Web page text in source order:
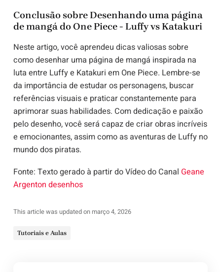
Conclusão sobre Desenhando uma página
de mangá do One Piece - Luffy vs Katakuri
Neste artigo, você aprendeu dicas valiosas sobre
como desenhar uma página de mangá inspirada na
luta entre Luffy e Katakuri em One Piece. Lembre-se
da importância de estudar os personagens, buscar
referências visuais e praticar constantemente para
aprimorar suas habilidades. Com dedicação e paixão
pelo desenho, você será capaz de criar obras incríveis
e emocionantes, assim como as aventuras de Luffy no
mundo dos piratas.
Fonte: Texto gerado à partir do Vídeo do Canal Geane
Argenton desenhos
This article was updated on março 4, 2026
Tutoriais e Aulas